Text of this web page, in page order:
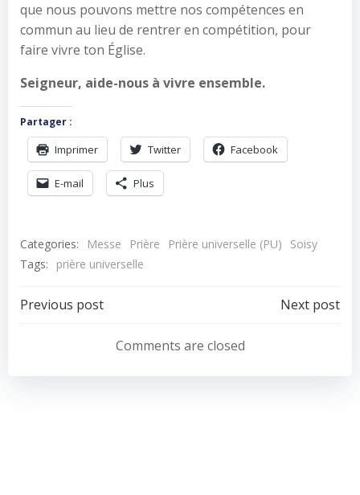
que nous pouvons mettre nos compétences en
commun au lieu de rentrer en compétition, pour
faire vivre ton Église.
Seigneur, aide-nous à vivre ensemble.
Partager :
Imprimer Twitter Facebook
E-mail Plus
Categories: Messe Prière Prière universelle (PU)
Soisy
Tags:
prière universelle
Navigation
l’article
Previous post
Navigation
de
l’article
Next post
Comments are closed